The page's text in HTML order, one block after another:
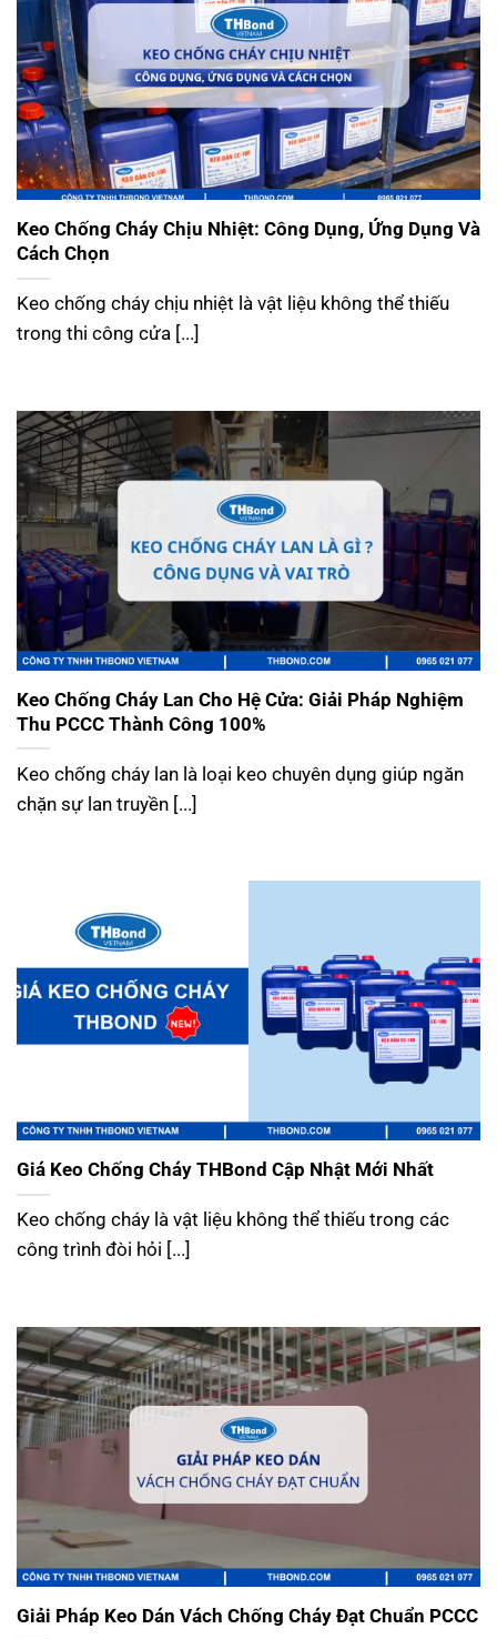
Keo Chống Cháy Chịu Nhiệt: Công Dụng, Ứng Dụng Và
Cách Chọn
Keo chống cháy chịu nhiệt là vật liệu không thể thiếu
trong thi công cửa [...]
Keo Chống Cháy Lan Cho Hệ Cửa: Giải Pháp Nghiệm
Thu PCCC Thành Công 100%
Keo chống cháy lan là loại keo chuyên dụng giúp ngăn
chặn sự lan truyền [...]
Giá Keo Chống Cháy THBond Cập Nhật Mới Nhất
Keo chống cháy là vật liệu không thể thiếu trong các
công trình đòi hỏi [...]
Giải Pháp Keo Dán Vách Chống Cháy Đạt Chuẩn PCCC